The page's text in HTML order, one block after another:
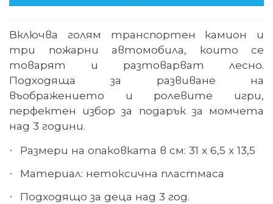
Включва голям транспортен камион и
три пожарни автомобила, които се
товарят и разтоварват лесно.
Подходяща за развиване на
въображението и ролевите игри,
перфектен избор за подарък за момчета
над 3 години.
· Размери на опаковката в см: 31 х 6,5 х 13,5
· Материал: нетоксична пластмаса
· Подходящо за деца над 3 год.